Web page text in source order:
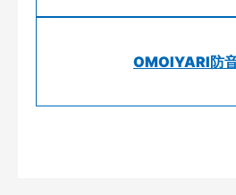
OMOIYARI防